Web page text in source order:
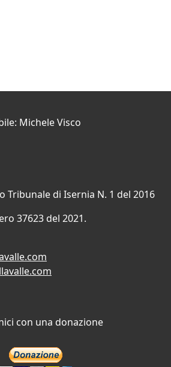
Michele Visco
Tribunale di Isernia N. 1 del 2016
37623 del 2021.
con una donazione